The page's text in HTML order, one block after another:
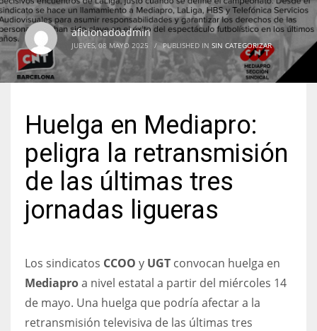
NYJ
ATL
24
IND
MIN
6
aficionadoadmin
JUEVES, 08 MAYO 2025 / PUBLISHED IN SIN CATEGORIZAR
Huelga en Mediapro:
peligra la retransmisión
de las últimas tres
jornadas ligueras
Los sindicatos CCOO y UGT convocan huelga en
Mediaproa nivel estatal a partir del miércoles 14
de mayo. Una huelga que podría afectar a la
retransmisión televisiva de las últimas tres